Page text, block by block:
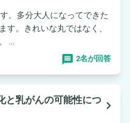
。多分大人になってできた
す。きれいな丸ではなく、
...
2名が回答
と乳がんの可能性につ navigate_next